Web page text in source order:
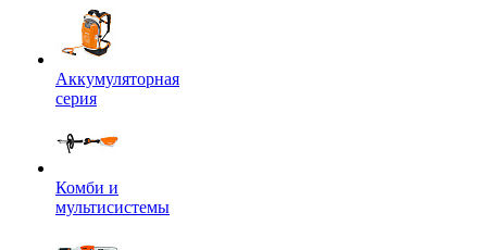
Аккумуляторная
серия
Комби и
мультисистемы